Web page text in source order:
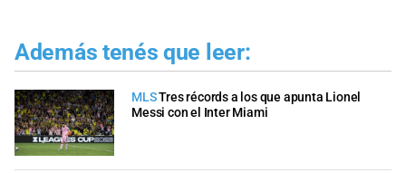
Además tenés que leer:
MLSTres récords a los que apunta Lionel
Messi con el Inter Miami